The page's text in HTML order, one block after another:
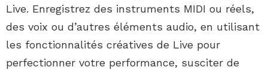
Live. Enregistrez des instruments MIDI ou réels,
des voix ou d’autres éléments audio, en utilisant
les fonctionnalités créatives de Live pour
perfectionner votre performance, susciter de